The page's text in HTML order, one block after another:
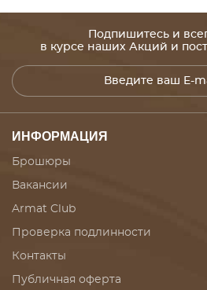
Подпишитесь и
в курсе наших Акций и
ИНФОРМАЦИЯ
Брошюры
Вакансии
Armat Club
Проверка подлинности
Контакты
Публичная оферта